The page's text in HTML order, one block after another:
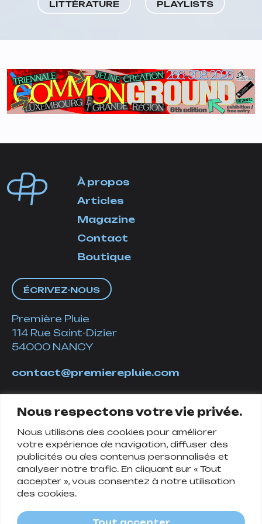
Nous respectons votre vie privée.
Nous utilisons des cookies pour améliorer
votre expérience de navigation, diffuser des
publicités ou des contenus personnalisés et
analyser notre trafic. En cliquant sur « Tout
accepter », vous consentez à notre utilisation
des cookies.
Tout accepter
LITTÉRATURE PLAYLISTS
À propos
Articles
Magazine
Contact
Boutique
ÉCRIVEZ-NOUS
Première Pluie
114 Rue Saint-Dizier
54000 NANCY
contact@premierepluie.com
Suivez-nous